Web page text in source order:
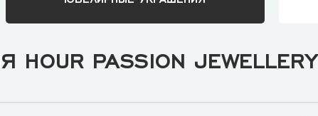
PASSION JEWELLERY